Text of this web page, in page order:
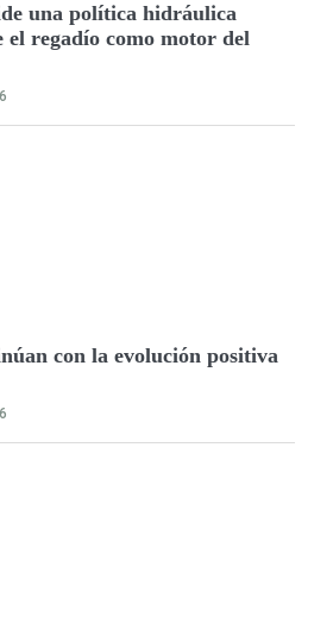
una política hidráulica
el regadío como motor del
con la evolución positiva